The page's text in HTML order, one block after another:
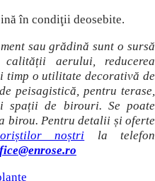
în condiţii deosebite.
sau grădină sunt o sursă
aerului, reducerea
timp o utilitate decorativă de
peisagistică, pentru terase,
spații de birouri. Se poate
birou. Pentru detalii și oferte
noștri la telefon